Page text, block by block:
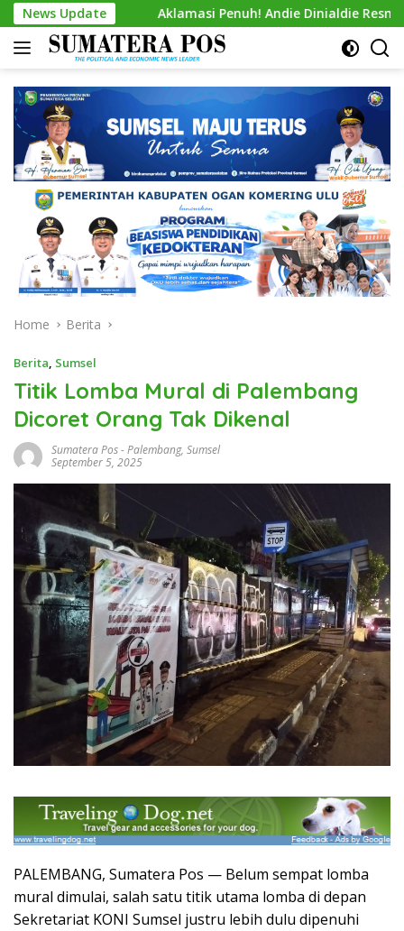
Skip
to
content
News Update
Aklamasi Penuh! Andie Dinialdie Resmi Nahkodai
Home Berita
Berita, Sumsel
Titik Lomba Mural di Palembang
Dicoret Orang Tak Dikenal
Sumatera Pos-Palembang, Sumsel
September 5, 2025
PALEMBANG, Sumatera Pos — Belum sempat lomba
mural dimulai, salah satu titik utama lomba di depan
Sekretariat KONI Sumsel justru lebih dulu dipenuhi